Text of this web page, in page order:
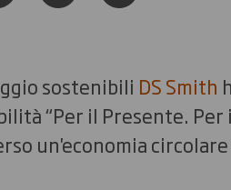
sostenibili DS Smith
“Per il Presente. Per
un'economia